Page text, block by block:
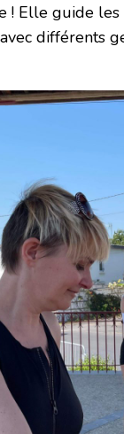
! Elle guide
différents